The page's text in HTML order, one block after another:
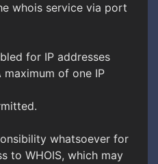
whois service via port
for IP addresses
maximum of one IP
whatsoever for
to WHOIS, which may